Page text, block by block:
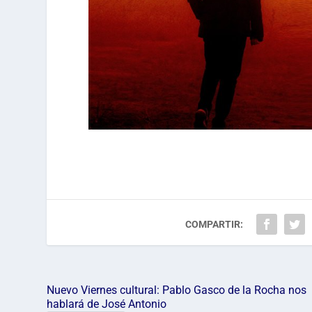
COMPARTIR:
Nuevo Viernes cultural: Pablo Gasco de la Rocha nos
hablará de José Antonio